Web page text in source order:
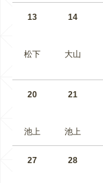
13
松下
14
大山
20
池上
21
池上
27 28